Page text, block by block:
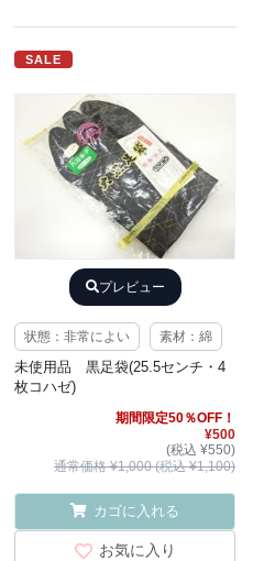
SALE
プレビュー
状態：非常によい 素材：綿
未使用品 黒足袋(25.5センチ・4
枚コハゼ)
期間限定50％OFF！
¥500
(税込 ¥550)
通常価格 ¥1,000 (税込 ¥1,100)
カゴに入れる
お気に入り